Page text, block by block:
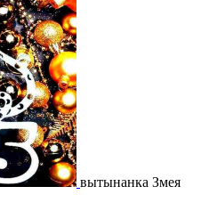
вытынанка Змея